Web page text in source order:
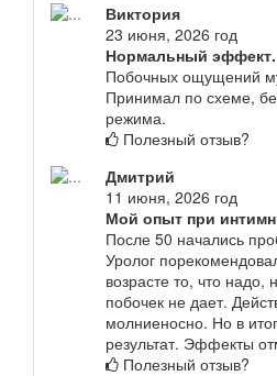
Виктория
23 июня, 2026 год
Нормальный эффект.
Побочных ощущений
Принимал по схеме,
режима.
Полезный отзыв?
Дмитрий
11 июня, 2026 год
Мой опыт при
После 50 начались
Уролог
возрасте то, что надо,
побочек не дает.
молниеносно. Но в
результат. Эффекты
Полезный отзыв?